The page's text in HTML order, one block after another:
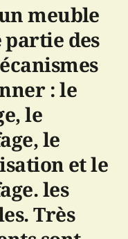
meuble
partie des
: le
le
le
et le
les
Très